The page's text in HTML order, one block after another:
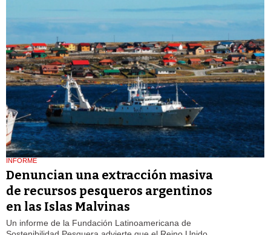
INFORME
Denuncian una extracción masiva
de recursos pesqueros argentinos
en las Islas Malvinas
Un informe de la Fundación Latinoamericana de